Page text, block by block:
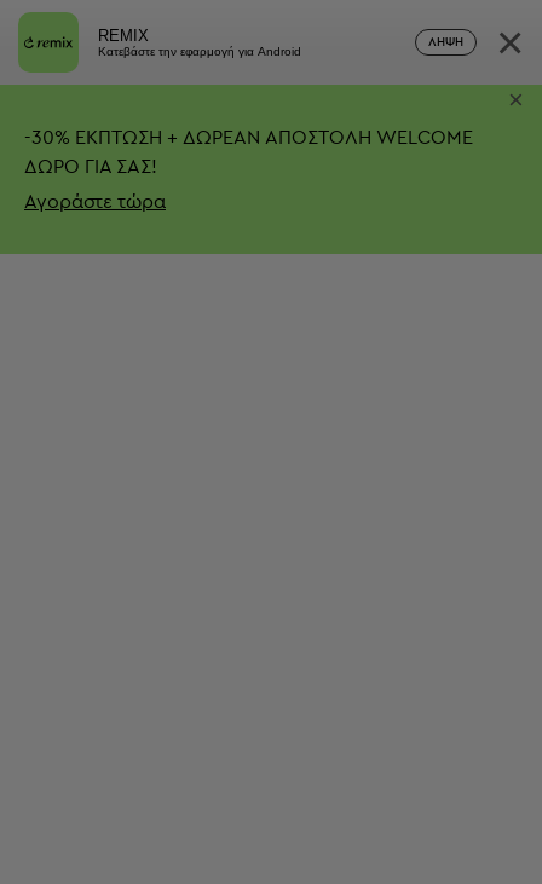
REMIX
Κατεβάστε την εφαρμογή για Android
ΛΉΨΗ ×
-30% ΕΚΠΤΩΣΗ + ΔΩΡΕΑΝ ΑΠΟΣΤΟΛΗ WELCOME
ΔΩΡΟ ΓΙΑ ΣΑΣ!
Αγοράστε τώρα
×